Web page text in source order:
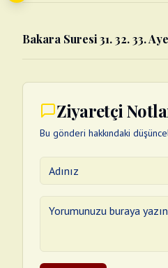
Bakara Suresi 31. 32. 33.
Ziyaretçi
Bu gönderi hakkındaki